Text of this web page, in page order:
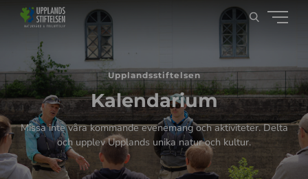
Upplandsstiftelsen
Kalendarium
Missa inte våra kommande evenemang och aktiviteter. Delta
och upplev Upplands unika natur och kultur.